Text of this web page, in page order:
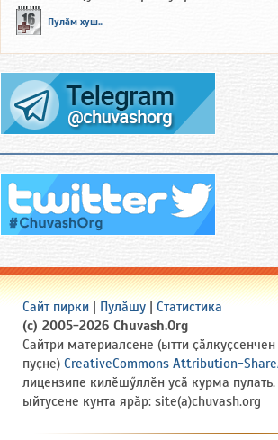
Пулӑм хуш...
Сайт пирки | Пулӑшу | Статистика
(c) 2005-2026 Chuvash.Org
Сайтри материалсене (ытти
пуҫне) CreativeCommons Attribution-
лицензипе килӗшӳллӗн усӑ курма
ыйтусене кунта ярӑр: site(a)chuvash.org